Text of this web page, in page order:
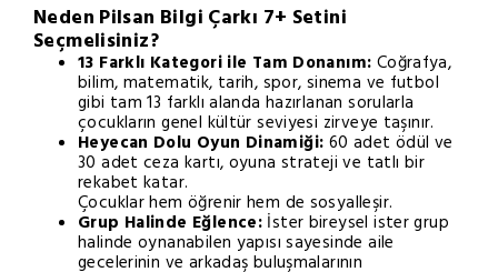
Neden Pilsan Bilgi Çarkı 7+ Setini
Seçmelisiniz?
13 Farklı Kategori ile Tam Donanım: Coğrafya,
bilim, matematik, tarih, spor, sinema ve futbol
gibi tam 13 farklı alanda hazırlanan sorularla
çocukların genel kültür seviyesi zirveye taşınır.
Heyecan Dolu Oyun Dinamiği: 60 adet ödül ve
30 adet ceza kartı, oyuna strateji ve tatlı bir
rekabet katar.
Çocuklar hem öğrenir hem de sosyalleşir.
Grup Halinde Eğlence: İster bireysel ister grup
halinde oynanabilen yapısı sayesinde aile
gecelerinin ve arkadaş buluşmalarının